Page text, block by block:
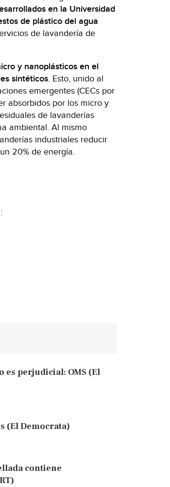
en la Universidad
de plástico del agua
de lavandería de
y nanoplásticos en el
sintéticos. Esto, unido al
emergentes (CECs por
absorbidos por los micro y
de lavanderías
ambiental. Al mismo
industriales reducir
20% de energía.
es perjudicial: OMS (El
(El Democrata)
contiene